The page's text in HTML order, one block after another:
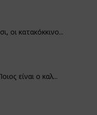
οι κατακόκκινο...
είναι ο καλ...